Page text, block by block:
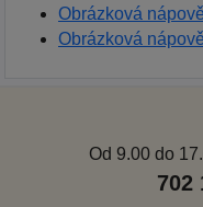
Obrázková
Obrázková
Od 9.00 do
702